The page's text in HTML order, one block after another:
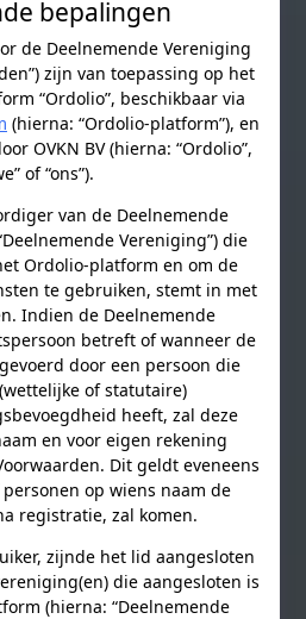
bepalingen
de Deelnemende Vereniging
zijn van toepassing op het
“Ordolio”, beschikbaar via
(hierna: “Ordolio-platform”), en
OVKN BV (hierna: “Ordolio”,
of “ons”).
van de Deelnemende
Vereniging”) die
Ordolio-platform en om de
te gebruiken, stemt in met
Indien de Deelnemende
betreft of wanneer de
door een persoon die
of statutaire)
heeft, zal deze
en voor eigen rekening
Dit geldt eveneens
op wiens naam de
registratie, zal komen.
zijnde het lid aangesloten
die aangesloten is
(hierna: “Deelnemende